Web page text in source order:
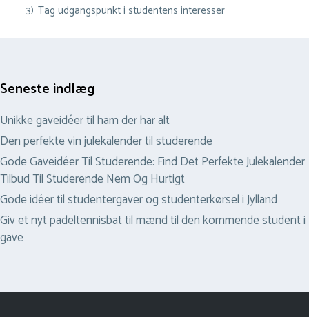
3) Tag udgangspunkt i studentens interesser
Seneste indlæg
Unikke gaveidéer til ham der har alt
Den perfekte vin julekalender til studerende
Gode Gaveidéer Til Studerende: Find Det Perfekte Julekalender
Tilbud Til Studerende Nem Og Hurtigt
Gode idéer til studentergaver og studenterkørsel i Jylland
Giv et nyt padeltennisbat til mænd til den kommende student i
gave